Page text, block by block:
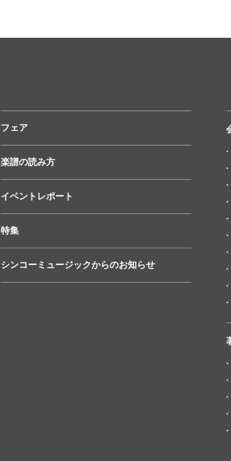
フェア
楽譜の読み方
イベントレポート
特集
シンコーミュージックからのお知らせ